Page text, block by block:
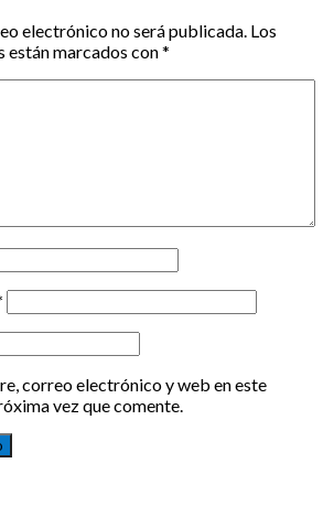
electrónico no será publicada. Los
marcados con*
correo electrónico y web en este
vez que comente.